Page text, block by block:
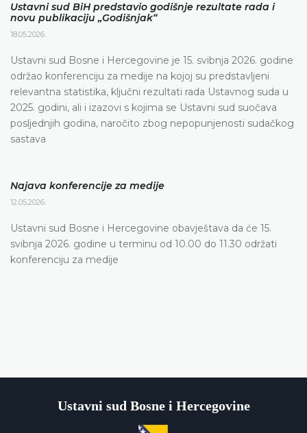
Ustavni sud BiH predstavio godišnje rezultate rada i
novu publikaciju „Godišnjak“
18.05.2026.
Ustavni sud Bosne i Hercegovine je 15. svibnja 2026. godine
održao konferenciju za medije na kojoj su predstavljeni
relevantna statistika, ključni rezultati rada Ustavnog suda u
2025. godini, ali i izazovi s kojima se Ustavni sud suočava
posljednjih godina, naročito zbog nepopunjenosti sudačkog
sastava
Najava konferencije za medije
12.05.2026.
Ustavni sud Bosne i Hercegovine obavještava da će 15.
svibnja 2026. godine u terminu od 10.00 do 11.30 održati
konferenciju za medije
Ustavni sud Bosne i Hercegovine